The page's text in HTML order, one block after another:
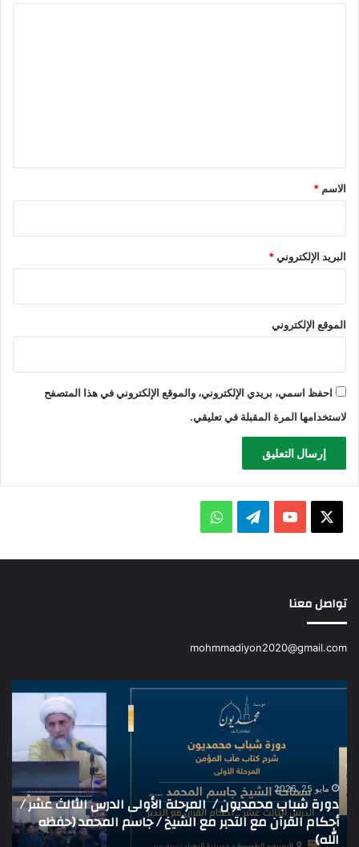
*
الاسم *
البريد الإلكتروني*
الموقع الإلكتروني
احفظ اسمي، بريدي الإلكتروني، والموقع الإلكتروني في هذا المتصفح
لاستخدامها المرة المقبلة في تعليقي.
يوتيوبتيلقرامواتساب
تواصل معنا
mohmmadiyon2020@gmail.com
دورة
الأولى
الدرس
الثالث
عشر
مايو 25, 2026
دورة شباب محمديون / المرحلة الأولى الدرس الثالث عشر /
أحكام القرآن مع التدبر مع الشيخ / جاسم المحمد (حفظه
الله)